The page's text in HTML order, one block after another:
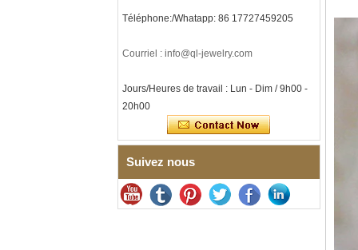
déployant à double poussée
thérapeutiques avec pierres
magnétiques et germanium
Bracelet pour femme en acier
céramique bleu saphir,
bracelet à maillons fins
certifié EN1811 avec fermoir
à double pression sans
Bague en carbure de
tungstène à facettes
Téléphone:/Whatapp: 86 17727459205
Courriel : info@ql-jewelry.com
Jours/Heures de travail : Lun - Dim / 9h00 -
20h00
Suivez nous